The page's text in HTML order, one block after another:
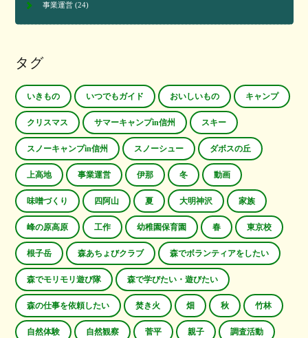
事業運営(24)
タグ
いきもの いつでもガイド おいしいもの キャンプ
クリスマス サマーキャンプin信州 スキー
スノーキャンプin信州 スノーシュー ダボスの丘
上高地 事業運営 伊那 冬 動画
味噌づくり 四阿山 夏 大明神沢 家族
峰の原高原 工作 幼稚園保育園 春 東京校
根子岳 森あちょびクラブ 森でボランティアをしたい
森でモリモリ遊び隊 森で学びたい・遊びたい
森の仕事を依頼したい 焚き火 畑 秋 竹林
自然体験 自然観察 菅平 親子 調査活動